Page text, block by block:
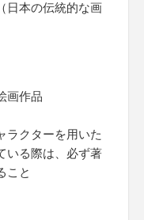
日本の伝統的な画
画作品
ラクターを用いた
いる際は、必ず著
こと